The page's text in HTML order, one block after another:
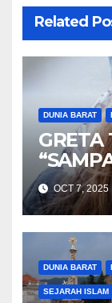
Related
DUNIA BARAT
GRETA
OCT 7, 2025
DUNIA BARAT
SEJARAH ISLAM